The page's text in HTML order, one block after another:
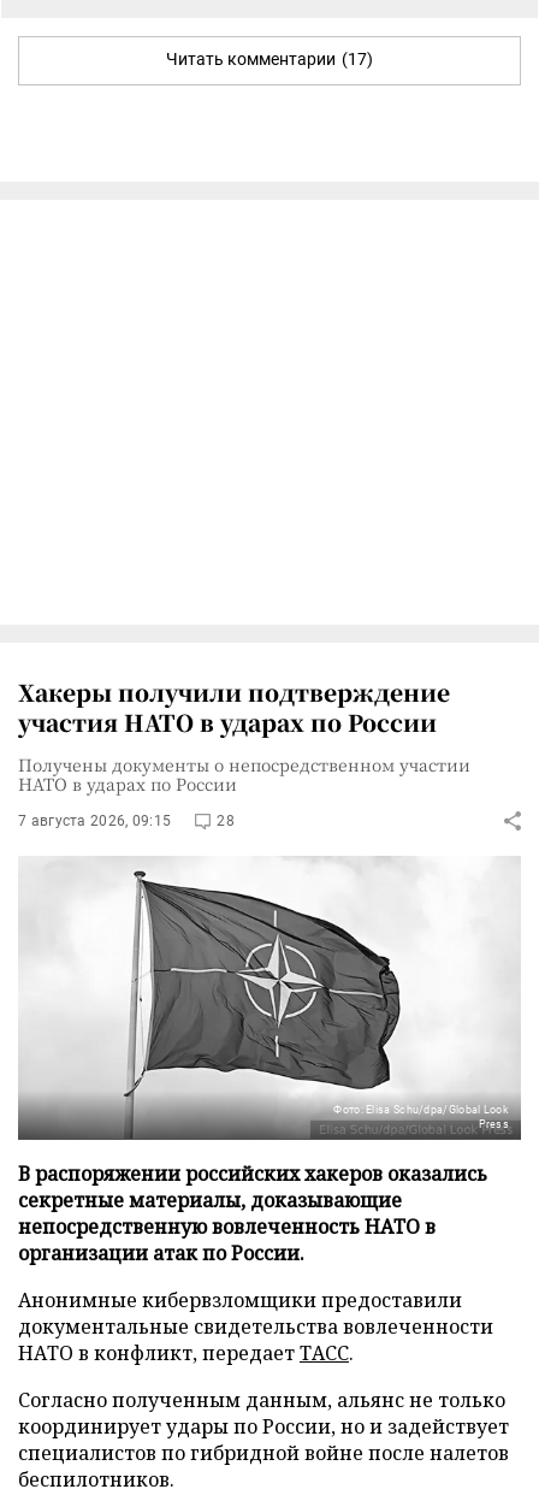
Читать комментарии (17)
Хакеры получили подтверждение
участия НАТО в ударах по России
Получены документы о непосредственном участии
НАТО в ударах по России
7 августа 2026, 09:15 28
Фото: Elisa Schu/dpa/Global Look
Press
В распоряжении российских хакеров оказались
секретные материалы, доказывающие
непосредственную вовлеченность НАТО в
организации атак по России.
Анонимные кибервзломщики предоставили
документальные свидетельства вовлеченности
НАТО в конфликт, передаетТАСС.
Согласно полученным данным, альянс не только
координирует удары по России, но и задействует
специалистов по гибридной войне после налетов
беспилотников.